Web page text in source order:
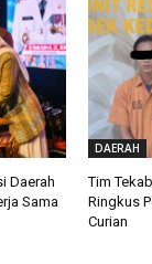
Daerah
Sama
DAERAH
Tim
Ringkus
Curian